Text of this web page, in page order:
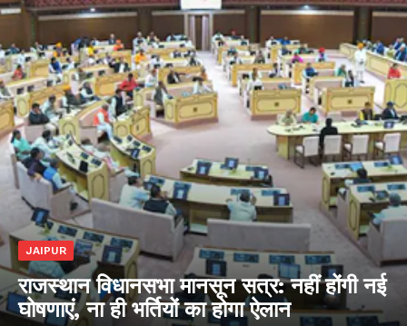
JAIPUR
राजस्थान विधानसभा मानसून सत्र: नहीं होंगी नई
घोषणाएं, ना ही भर्तियों का होगा ऐलान